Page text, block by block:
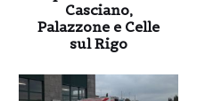
Casciano,
Palazzone e Celle
sul Rigo